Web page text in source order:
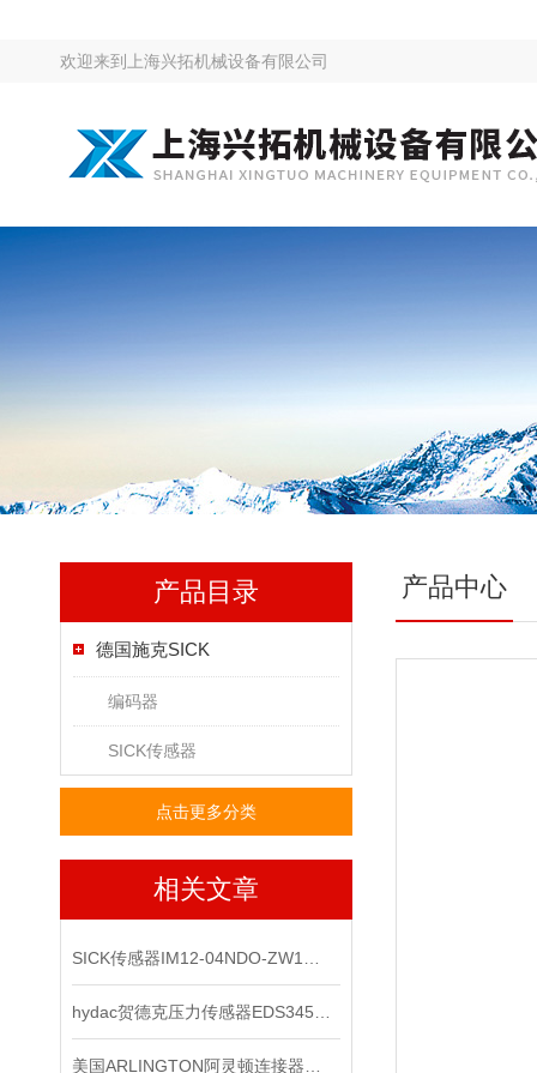
欢迎来到 上海兴拓机械设备有限公司
产品目录
德国施克SICK
编码器
SICK传感器
点击更多分类
相关文章
产品中心